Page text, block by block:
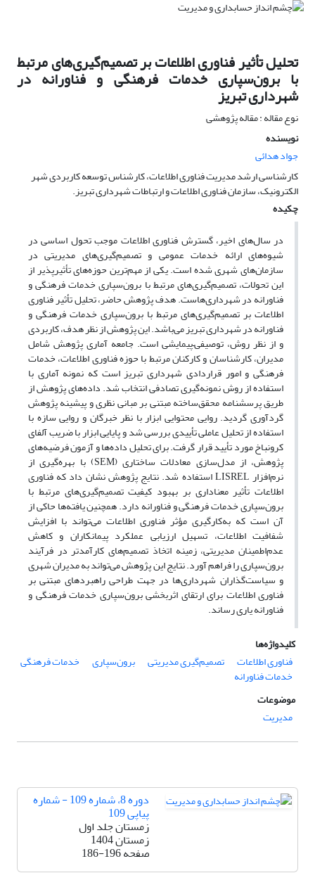
تحلیل تأثیر فناوری اطلاعات بر تصمیم‌گیری‌های مرتبط
با برون‌سپاری خدمات فرهنگی و فناورانه در
شهرداری تبریز
نوع مقاله : مقاله پژوهشی
نویسنده
جواد هدائی
کارشناسی ارشد مدیریت فناوری اطلاعات، کارشناس توسعه کاربردی شهر
الکترونیک، سازمان فناوری اطلاعات و ارتباطات شهرداری تبریز.
چکیده
در سال‌های اخیر، گسترش فناوری اطلاعات موجب تحول اساسی در
شیوه‌های ارائه خدمات عمومی و تصمیم‌گیری‌های مدیریتی در
سازمان‌های شهری شده است. یکی از مهم‌ترین حوزه‌های تأثیرپذیر از
این تحولات، تصمیم‌گیری‌های مرتبط با برون‌سپاری خدمات فرهنگی و
فناورانه در شهرداری‌هاست. هدف پژوهش حاضر، تحلیل تأثیر فناوری
اطلاعات بر تصمیم‌گیری‌های مرتبط با برون‌سپاری خدمات فرهنگی و
فناورانه در شهرداری تبریز می‌باشد. این پژوهش از نظر هدف، کاربردی
و از نظر روش، توصیفی–پیمایشی است. جامعه آماری پژوهش شامل
مدیران، کارشناسان و کارکنان مرتبط با حوزه فناوری اطلاعات، خدمات
فرهنگی و امور قراردادی شهرداری تبریز است که نمونه آماری با
استفاده از روش نمونه‌گیری تصادفی انتخاب شد. داده‌های پژوهش از
طریق پرسشنامه محقق‌ساخته مبتنی بر مبانی نظری و پیشینه پژوهش
گردآوری گردید. روایی محتوایی ابزار با نظر خبرگان و روایی سازه با
استفاده از تحلیل عاملی تأییدی بررسی شد و پایایی ابزار با ضریب آلفای
کرونباخ مورد تأیید قرار گرفت. برای تحلیل داده‌ها و آزمون فرضیه‌های
پژوهش، از مدل‌سازی معادلات ساختاری (SEM) با بهره‌گیری از
نرم‌افزار LISREL استفاده شد. نتایج پژوهش نشان داد که فناوری
اطلاعات تأثیر معناداری بر بهبود کیفیت تصمیم‌گیری‌های مرتبط با
برون‌سپاری خدمات فرهنگی و فناورانه دارد. همچنین یافته‌ها حاکی از
آن است که به‌کارگیری مؤثر فناوری اطلاعات می‌تواند با افزایش
شفافیت اطلاعات، تسهیل ارزیابی عملکرد پیمانکاران و کاهش
عدم‌اطمینان مدیریتی، زمینه اتخاذ تصمیم‌های کارآمدتر در فرآیند
برون‌سپاری را فراهم آورد. نتایج این پژوهش می‌تواند به مدیران شهری
و سیاست‌گذاران شهرداری‌ها در جهت طراحی راهبردهای مبتنی بر
فناوری اطلاعات برای ارتقای اثربخشی برون‌سپاری خدمات فرهنگی و
فناورانه یاری رساند.
کلیدواژه‌ها
فناوری اطلاعات
تصمیم‌گیری مدیریتی برون‌سپاری خدمات فرهنگی
خدمات فناورانه
موضوعات
مدیریت
دوره 8، شماره 109 - شماره
پیاپی 109
زمستان جلد اول
زمستان 1404
صفحه186-196